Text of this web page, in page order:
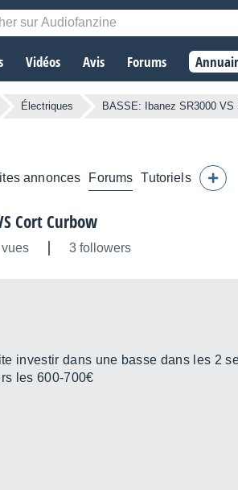
Vidéos Avis Forums
Électriques BASSE: Ibanez SR3000
annonces Forums Tutoriels
Cort Curbow
3 followers
investir dans une basse dans les 2
les 600-700€